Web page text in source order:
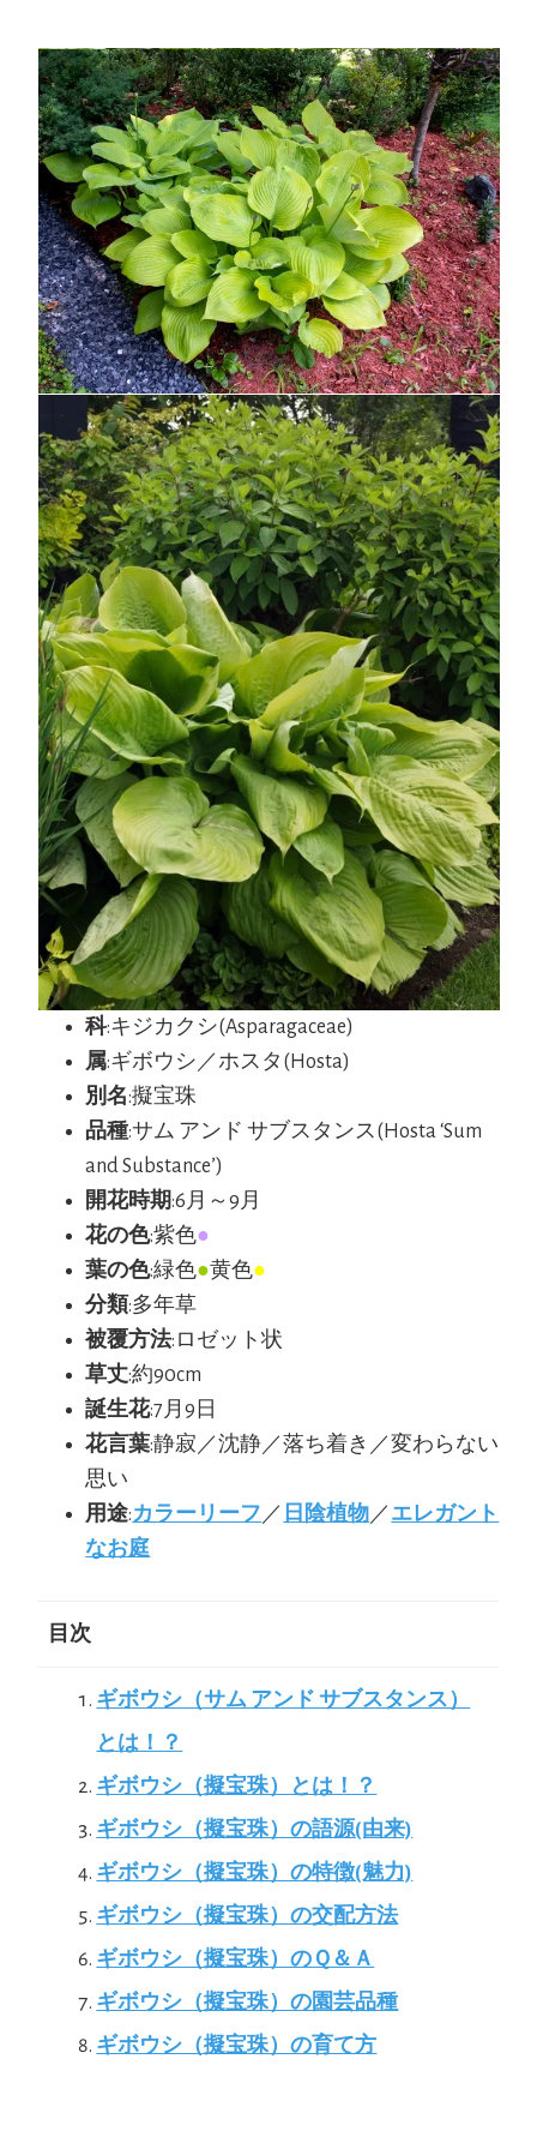
科:キジカクシ(Asparagaceae)
属:ギボウシ／ホスタ(Hosta)
別名:擬宝珠
品種:サム アンド サブスタンス(Hosta ‘Sum
and Substance’)
開花時期:6月～9月
花の色:紫色●
葉の色:緑色●黄色●
分類:多年草
被覆方法:ロゼット状
草丈:約90cm
誕生花:7月9日
花言葉:静寂／沈静／落ち着き／変わらない
思い
用途:カラーリーフ ／ 日陰植物 ／ エレガント
なお庭
目次
ギボウシ（サム アンド サブスタンス）
とは！？
ギボウシ（擬宝珠）とは！？
ギボウシ（擬宝珠）の語源(由来)
ギボウシ（擬宝珠）の特徴(魅力)
ギボウシ（擬宝珠）の交配方法
ギボウシ（擬宝珠）のＱ＆Ａ
ギボウシ（擬宝珠）の園芸品種
ギボウシ（擬宝珠）の育て方